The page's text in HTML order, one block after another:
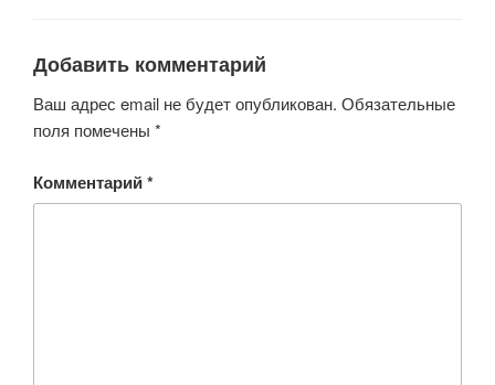
o
k
p ss
ni
Добавить комментарий
Ваш адрес email не будет опубликован. Обязательные
поля помечены *
Комментарий*